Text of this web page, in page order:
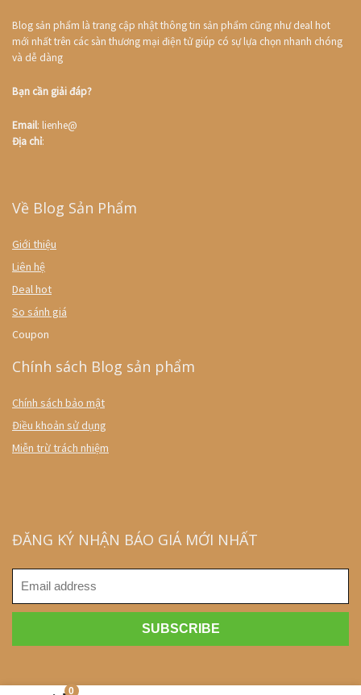
0
Blog sản phẩm là trang cập nhật thông tin sản phẩm cũng như deal hot
mới nhất trên các sàn thương mại điện tử giúp có sự lựa chọn nhanh chóng
và dễ dàng
Bạn cần giải đáp?
Email: lienhe@
Địa chỉ:
Về Blog Sản Phẩm
Giới thiệu
Liên hệ
Deal hot
So sánh giá
Coupon
Chính sách Blog sản phẩm
Chính sách bảo mật
Điều khoản sử dụng
Miễn trừ trách nhiệm
ĐĂNG KÝ NHẬN BÁO GIÁ MỚI NHẤT